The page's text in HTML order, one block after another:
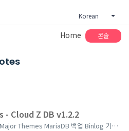
Korean
Home 콘솔
- Cloud Z DB v1.2.2
Cloud Z DB v1.2.2 Major Themes MariaDB 백업 Binlog 기능 추가 ZDB Alert 기능 강화 New Features MariaDB 백업 Binlog 기능 추가 Fixed Fea...